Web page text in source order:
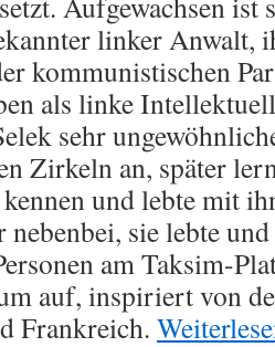
linker Anwalt,
kommunistischen
als linke
sehr
Zirkeln an, später
und lebte mit
nebenbei, sie lebte
am Taksim-
auf, inspiriert von
Frankreich.